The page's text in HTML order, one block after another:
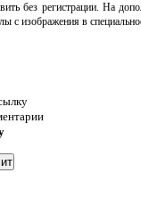
без регистрации. На
с изображения в